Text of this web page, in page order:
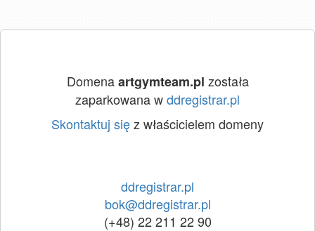
Domenaartgymteam.pl została
zaparkowana wddregistrar.pl
Skontaktuj sięz właścicielem domeny
ddregistrar.pl
bok@ddregistrar.pl
(+48) 22 211 22 90